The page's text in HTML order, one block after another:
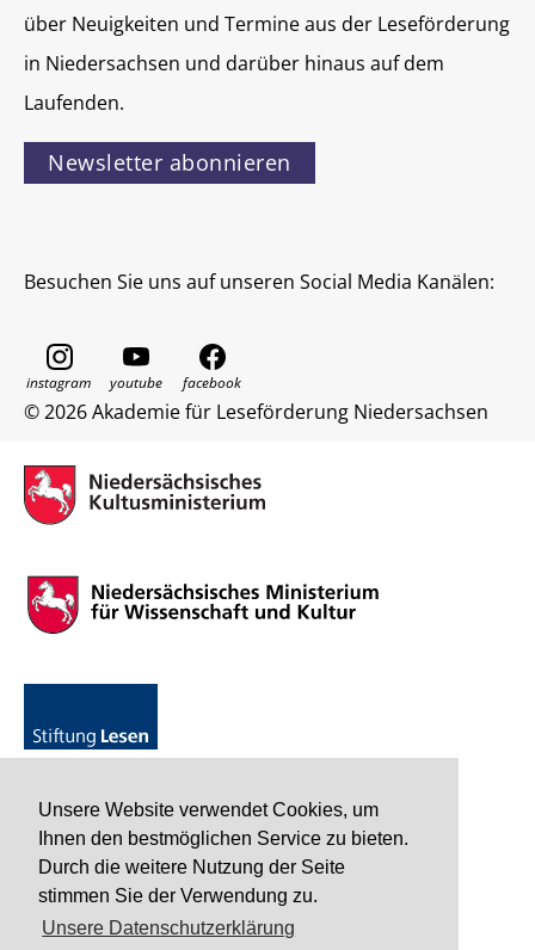
Unsere Website verwendet Cookies, um
Ihnen den bestmöglichen Service zu bieten.
Durch die weitere Nutzung der Seite
stimmen Sie der Verwendung zu.
Unsere Datenschutzerklärung
über Neuigkeiten und Termine aus der Leseförderung
in Niedersachsen und darüber hinaus auf dem
Laufenden.
Newsletter abonnieren
Besuchen Sie uns auf unseren Social Media Kanälen:
© 2026 Akademie für Leseförderung Niedersachsen